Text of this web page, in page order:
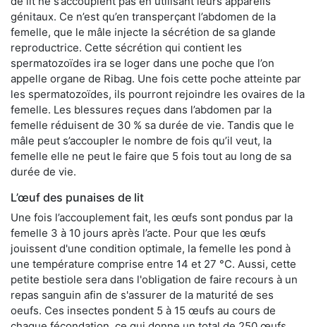
génitaux. Ce n’est qu’en transperçant l’abdomen de la
femelle, que le mâle injecte la sécrétion de sa glande
reproductrice. Cette sécrétion qui contient les
spermatozoïdes ira se loger dans une poche que l’on
appelle organe de Ribag. Une fois cette poche atteinte par
les spermatozoïdes, ils pourront rejoindre les ovaires de la
femelle. Les blessures reçues dans l’abdomen par la
femelle réduisent de 30 % sa durée de vie. Tandis que le
mâle peut s’accoupler le nombre de fois qu’il veut, la
femelle elle ne peut le faire que 5 fois tout au long de sa
durée de vie.
L’œuf des punaises de lit
Une fois l’accouplement fait, les œufs sont pondus par la
femelle 3 à 10 jours après l’acte. Pour que les œufs
jouissent d'une condition optimale, la femelle les pond à
une température comprise entre 14 et 27 °C. Aussi, cette
petite bestiole sera dans l'obligation de faire recours à un
repas sanguin afin de s'assurer de la maturité de ses
oeufs. Ces insectes pondent 5 à 15 œufs au cours de